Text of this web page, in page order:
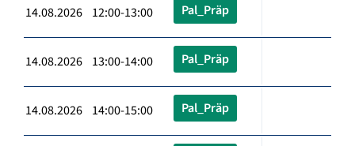
14.08.2026 12:00-13:00 Pal_Präp
14.08.2026 13:00-14:00 Pal_Präp
14.08.2026 14:00-15:00 Pal_Präp